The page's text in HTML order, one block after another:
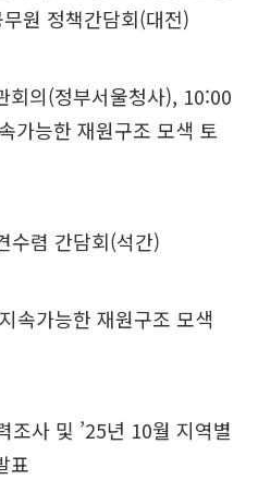
원 정책간담회(대전)
의(정부서울청사), 10:00
가능한 재원구조 모색 토
렴 간담회(석간)
속가능한 재원구조 모색
사 및 ’25년 10월 지역별
표